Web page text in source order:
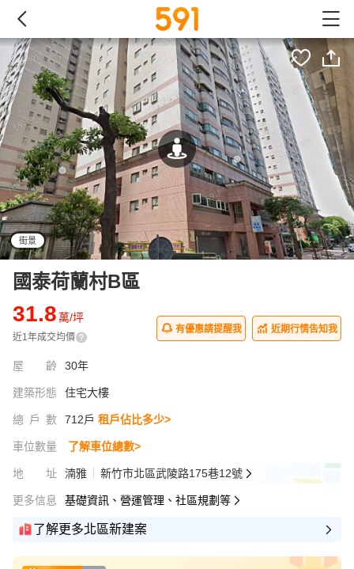
街景
國泰荷蘭村B區
31.8萬/坪
近1年成交均價
有優惠請提醒我 近期行情告知我
屋齡 30年
建築形態 住宅大樓
總戶數 712戶 租戶佔比多少>
車位數量 了解車位總數>
地址 湳雅 新竹市北區武陵路175巷12號
更多信息 基礎資訊、營運管理、社區規劃等
了解更多北區新建案